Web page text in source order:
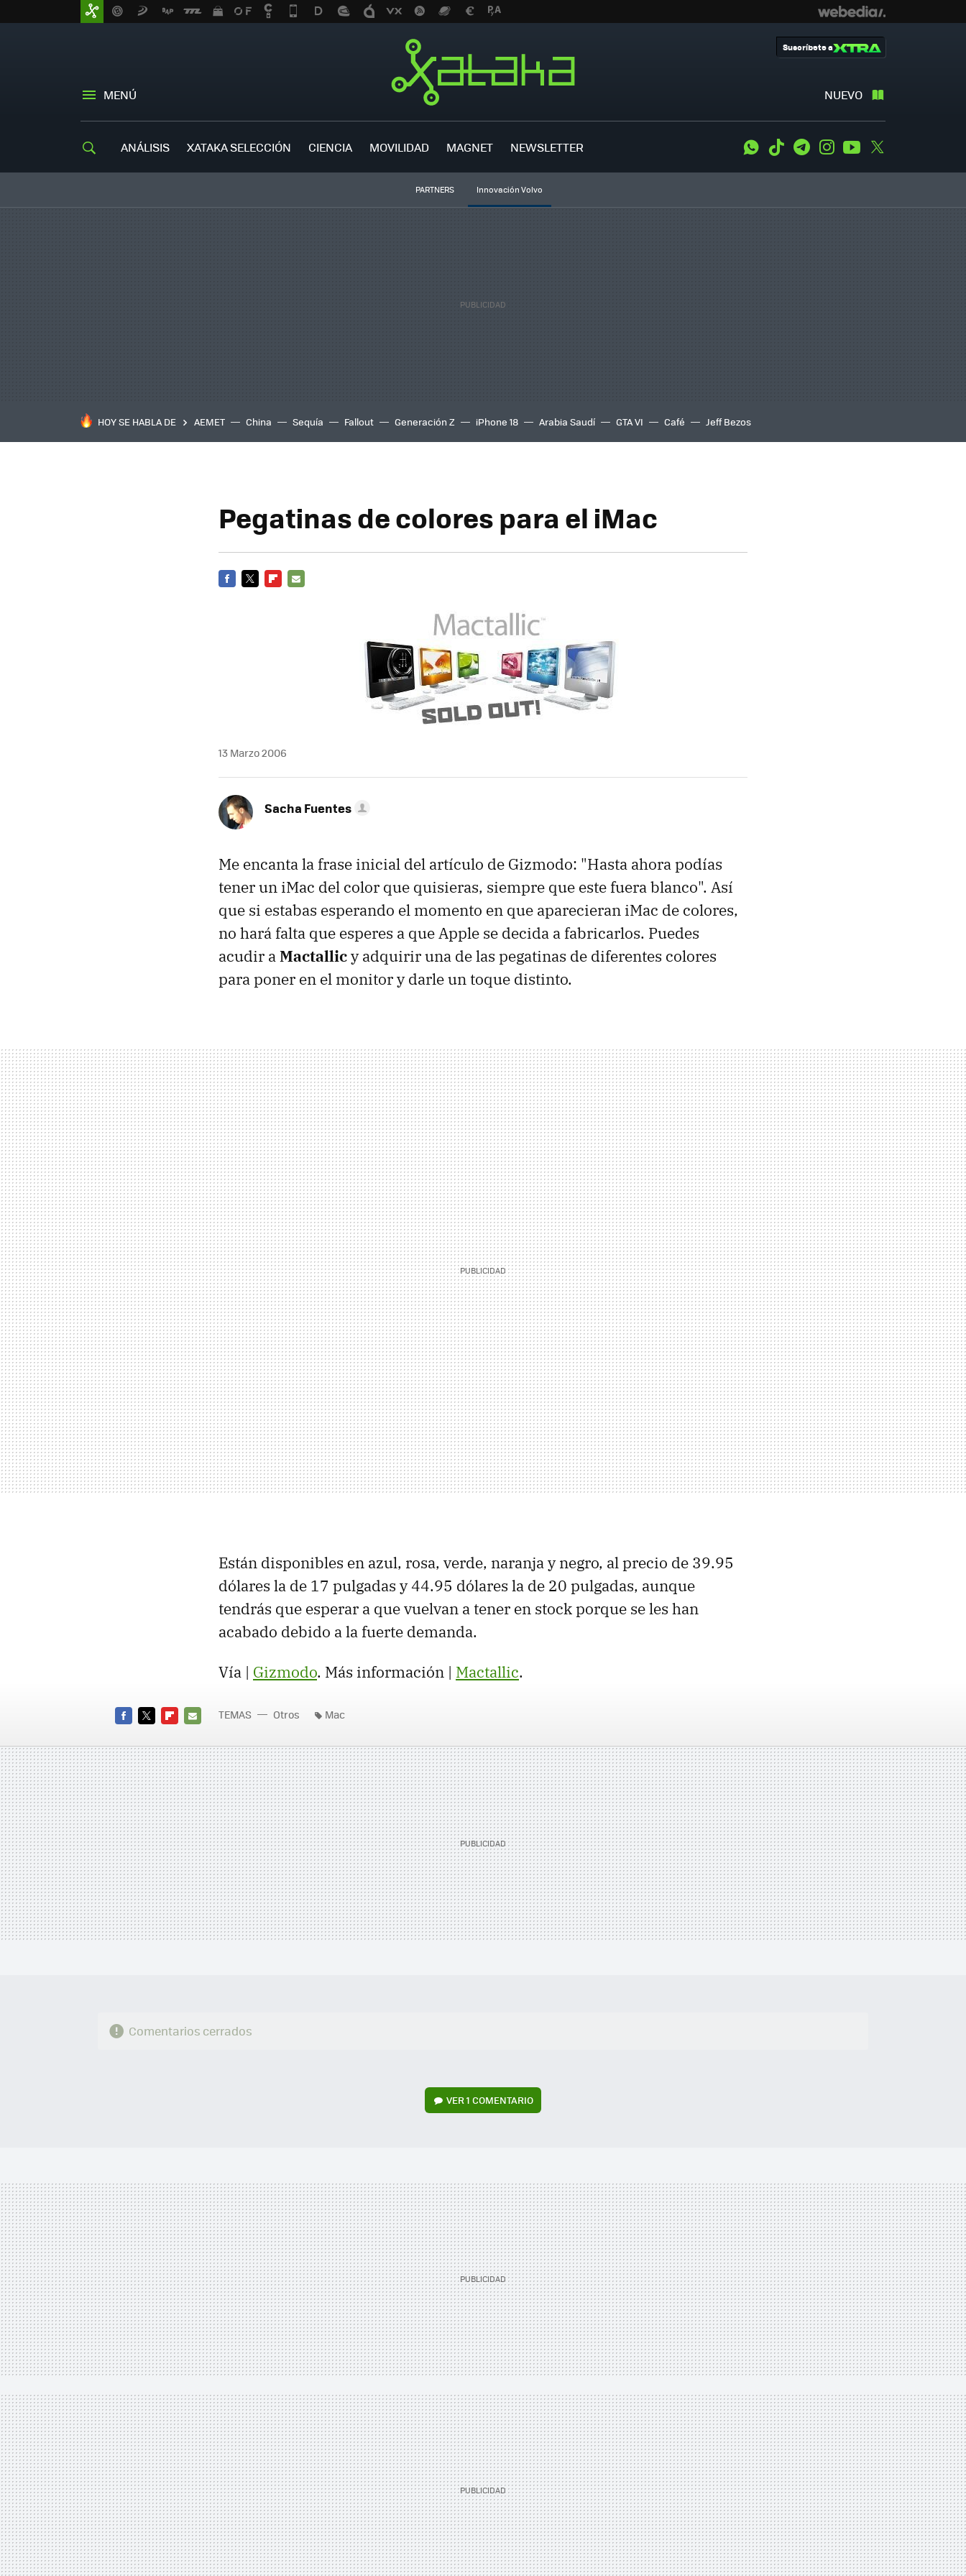
MENÚ NUEVO
Suscríbete a
ANÁLISIS XATAKA SELECCIÓN CIENCIA MOVILIDAD MAGNET NEWSLETTER WhatsApp
Tiktok TelegramInstagramYoutube
PARTNERS Innovación Volvo
HOY SE HABLA DE AEMET China Sequía Fallout Generación Z iPhone 18 Arabia Saudí GTA VI Café Jeff Bezos
Pegatinas de colores para el iMac
13 Marzo 2006
Sacha Fuentes
Me encanta la frase inicial del artículo de Gizmodo: "Hasta ahora podías
tener un iMac del color que quisieras, siempre que este fuera blanco". Así
que si estabas esperando el momento en que aparecieran iMac de colores,
no hará falta que esperes a que Apple se decida a fabricarlos. Puedes
acudir aMactallicy adquirir una de las pegatinas de diferentes colores
para poner en el monitor y darle un toque distinto.
Están disponibles en azul, rosa, verde, naranja y negro, al precio de 39.95
dólares la de 17 pulgadas y 44.95 dólares la de 20 pulgadas, aunque
tendrás que esperar a que vuelvan a tener en stock porque se les han
acabado debido a la fuerte demanda.
Vía | Gizmodo. Más información | Mactallic.
MAIL
TEMAS Otros Mac
Comentarios cerrados
VER1 COMENTARIO